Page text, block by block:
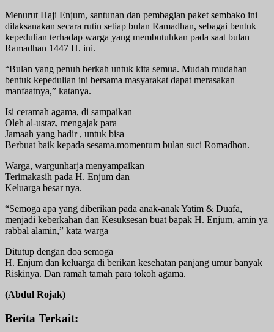
Menurut Haji Enjum, santunan dan pembagian paket sembako ini
dilaksanakan secara rutin setiap bulan Ramadhan, sebagai bentuk
kepedulian terhadap warga yang membutuhkan pada saat bulan
Ramadhan 1447 H. ini.
“Bulan yang penuh berkah untuk kita semua. Mudah mudahan
bentuk kepedulian ini bersama masyarakat dapat merasakan
manfaatnya,” katanya.
Isi ceramah agama, di sampaikan
Oleh al-ustaz, mengajak para
Jamaah yang hadir , untuk bisa
Berbuat baik kepada sesama.momentum bulan suci Romadhon.
Warga, wargunharja menyampaikan
Terimakasih pada H. Enjum dan
Keluarga besar nya.
“Semoga apa yang diberikan pada anak-anak Yatim & Duafa,
menjadi keberkahan dan Kesuksesan buat bapak H. Enjum, amin ya
rabbal alamin,” kata warga
Ditutup dengan doa semoga
H. Enjum dan keluarga di berikan kesehatan panjang umur banyak
Riskinya. Dan ramah tamah para tokoh agama.
(Abdul Rojak)
Berita Terkait: